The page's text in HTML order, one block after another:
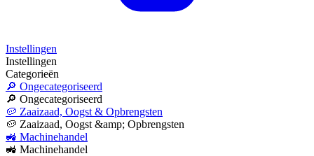
Instellingen
Instellingen
Categorieën
🔎 Ongecategoriseerd
🔎 Ongecategoriseerd
🥔 Zaaizaad, Oogst & Opbrengsten
🥔 Zaaizaad, Oogst &amp; Opbrengsten
🚜 Machinehandel
🚜 Machinehandel